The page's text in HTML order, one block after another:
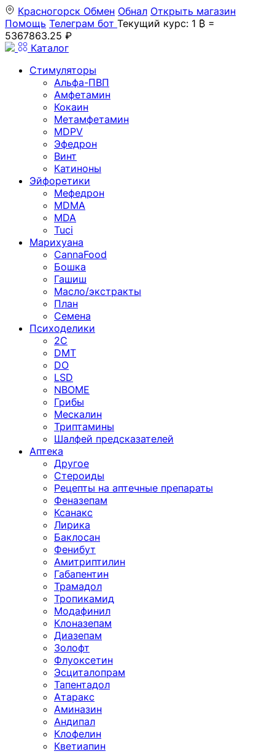
Красногорск Обмен Обнал Открыть магазин
Помощь Телеграм бот Текущий курс: 1 ₿ =
5367863.25 ₽
Каталог
Стимуляторы
Альфа-ПВП
Амфетамин
Кокаин
Метамфетамин
MDPV
Эфедрон
Винт
Катиноны
Эйфоретики
Мефедрон
MDMA
MDA
Tuci
Марихуана
CannaFood
Бошка
Гашиш
Масло/экстракты
План
Семена
Психоделики
2C
DMT
DO
LSD
NBOME
Грибы
Мескалин
Триптамины
Шалфей предсказателей
Аптека
Другое
Стероиды
Рецепты на аптечные препараты
Феназепам
Ксанакс
Лирика
Баклосан
Фенибут
Амитриптилин
Габапентин
Трамадол
Тропикамид
Модафинил
Клоназепам
Диазепам
Золофт
Флуоксетин
Эсциталопрам
Тапентадол
Атаракс
Аминазин
Андипал
Клофелин
Кветиапин